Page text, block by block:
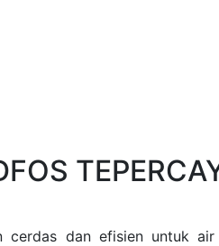
cerdas dan efisien untuk